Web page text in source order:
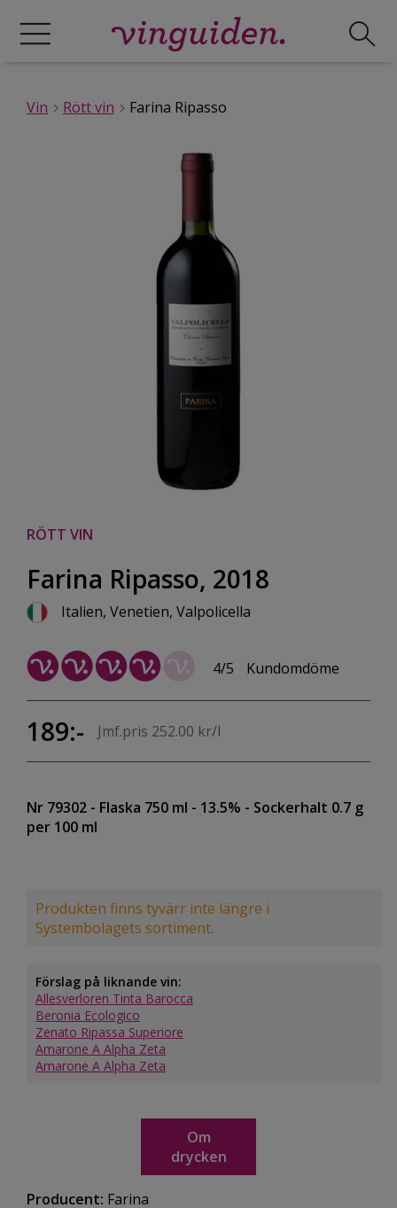
Vin Rött vin Farina Ripasso
RÖTT VIN
Farina Ripasso, 2018
Italien, Venetien, Valpolicella
4/5 Kundomdöme
189:- Jmf.pris 252.00 kr/l
Nr 79302 - Flaska 750 ml - 13.5% - Sockerhalt 0.7 g
per 100 ml
Produkten finns tyvärr inte längre i
Systembolagets sortiment.
Förslag på liknande vin:
Allesverloren Tinta Barocca
Beronia Ecologico
Zenato Ripassa Superiore
Amarone A Alpha Zeta
Amarone A Alpha Zeta
Om
drycken
Producent: Farina